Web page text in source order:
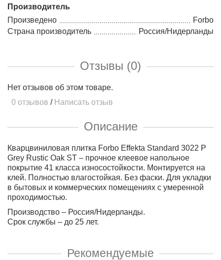
Производитель
Произведено
Forbo
Страна производитель
Россия/Нидерланды
Отзывы (0)
Нет отзывов об этом товаре.
0 отзывов / Написать отзыв
Описание
Кварцвиниловая плитка Forbo Effekta Standard 3022 P
Grey Rustic Oak ST – прочное клеевое напольное
покрытие 41 класса износостойкости. Монтируется на
клей. Полностью влагостойкая. Без фаски. Для укладки
в бытовых и коммерческих помещениях с умеренной
проходимостью.
Производство – Россия/Нидерланды.
Срок службы – до 25 лет.
Рекомендуемые